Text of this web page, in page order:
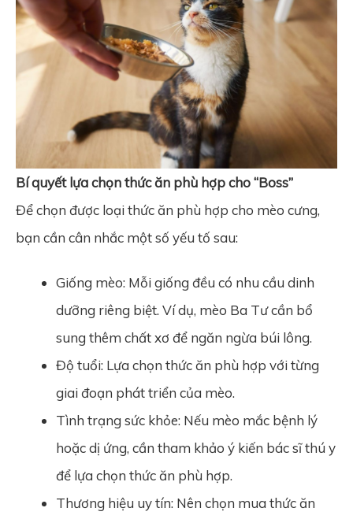
Bí quyết lựa chọn thức ăn phù hợp cho “Boss”
Để chọn được loại thức ăn phù hợp cho mèo cưng,
bạn cần cân nhắc một số yếu tố sau:
Giống mèo: Mỗi giống đều có nhu cầu dinh
dưỡng riêng biệt. Ví dụ, mèo Ba Tư cần bổ
sung thêm chất xơ để ngăn ngừa búi lông.
Độ tuổi: Lựa chọn thức ăn phù hợp với từng
giai đoạn phát triển của mèo.
Tình trạng sức khỏe: Nếu mèo mắc bệnh lý
hoặc dị ứng, cần tham khảo ý kiến bác sĩ thú y
để lựa chọn thức ăn phù hợp.
Thương hiệu uy tín: Nên chọn mua thức ăn